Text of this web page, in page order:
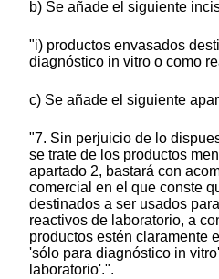
b) Se añade el siguiente
"i) productos envasados
diagnóstico in vitro o como
c) Se añade el siguiente
"7. Sin perjuicio de lo
se trate de los productos
apartado 2, bastará con
comercial en el que conste
destinados a ser usados
reactivos de laboratorio, a
productos estén claramente
'sólo para diagnóstico in
laboratorio'.".